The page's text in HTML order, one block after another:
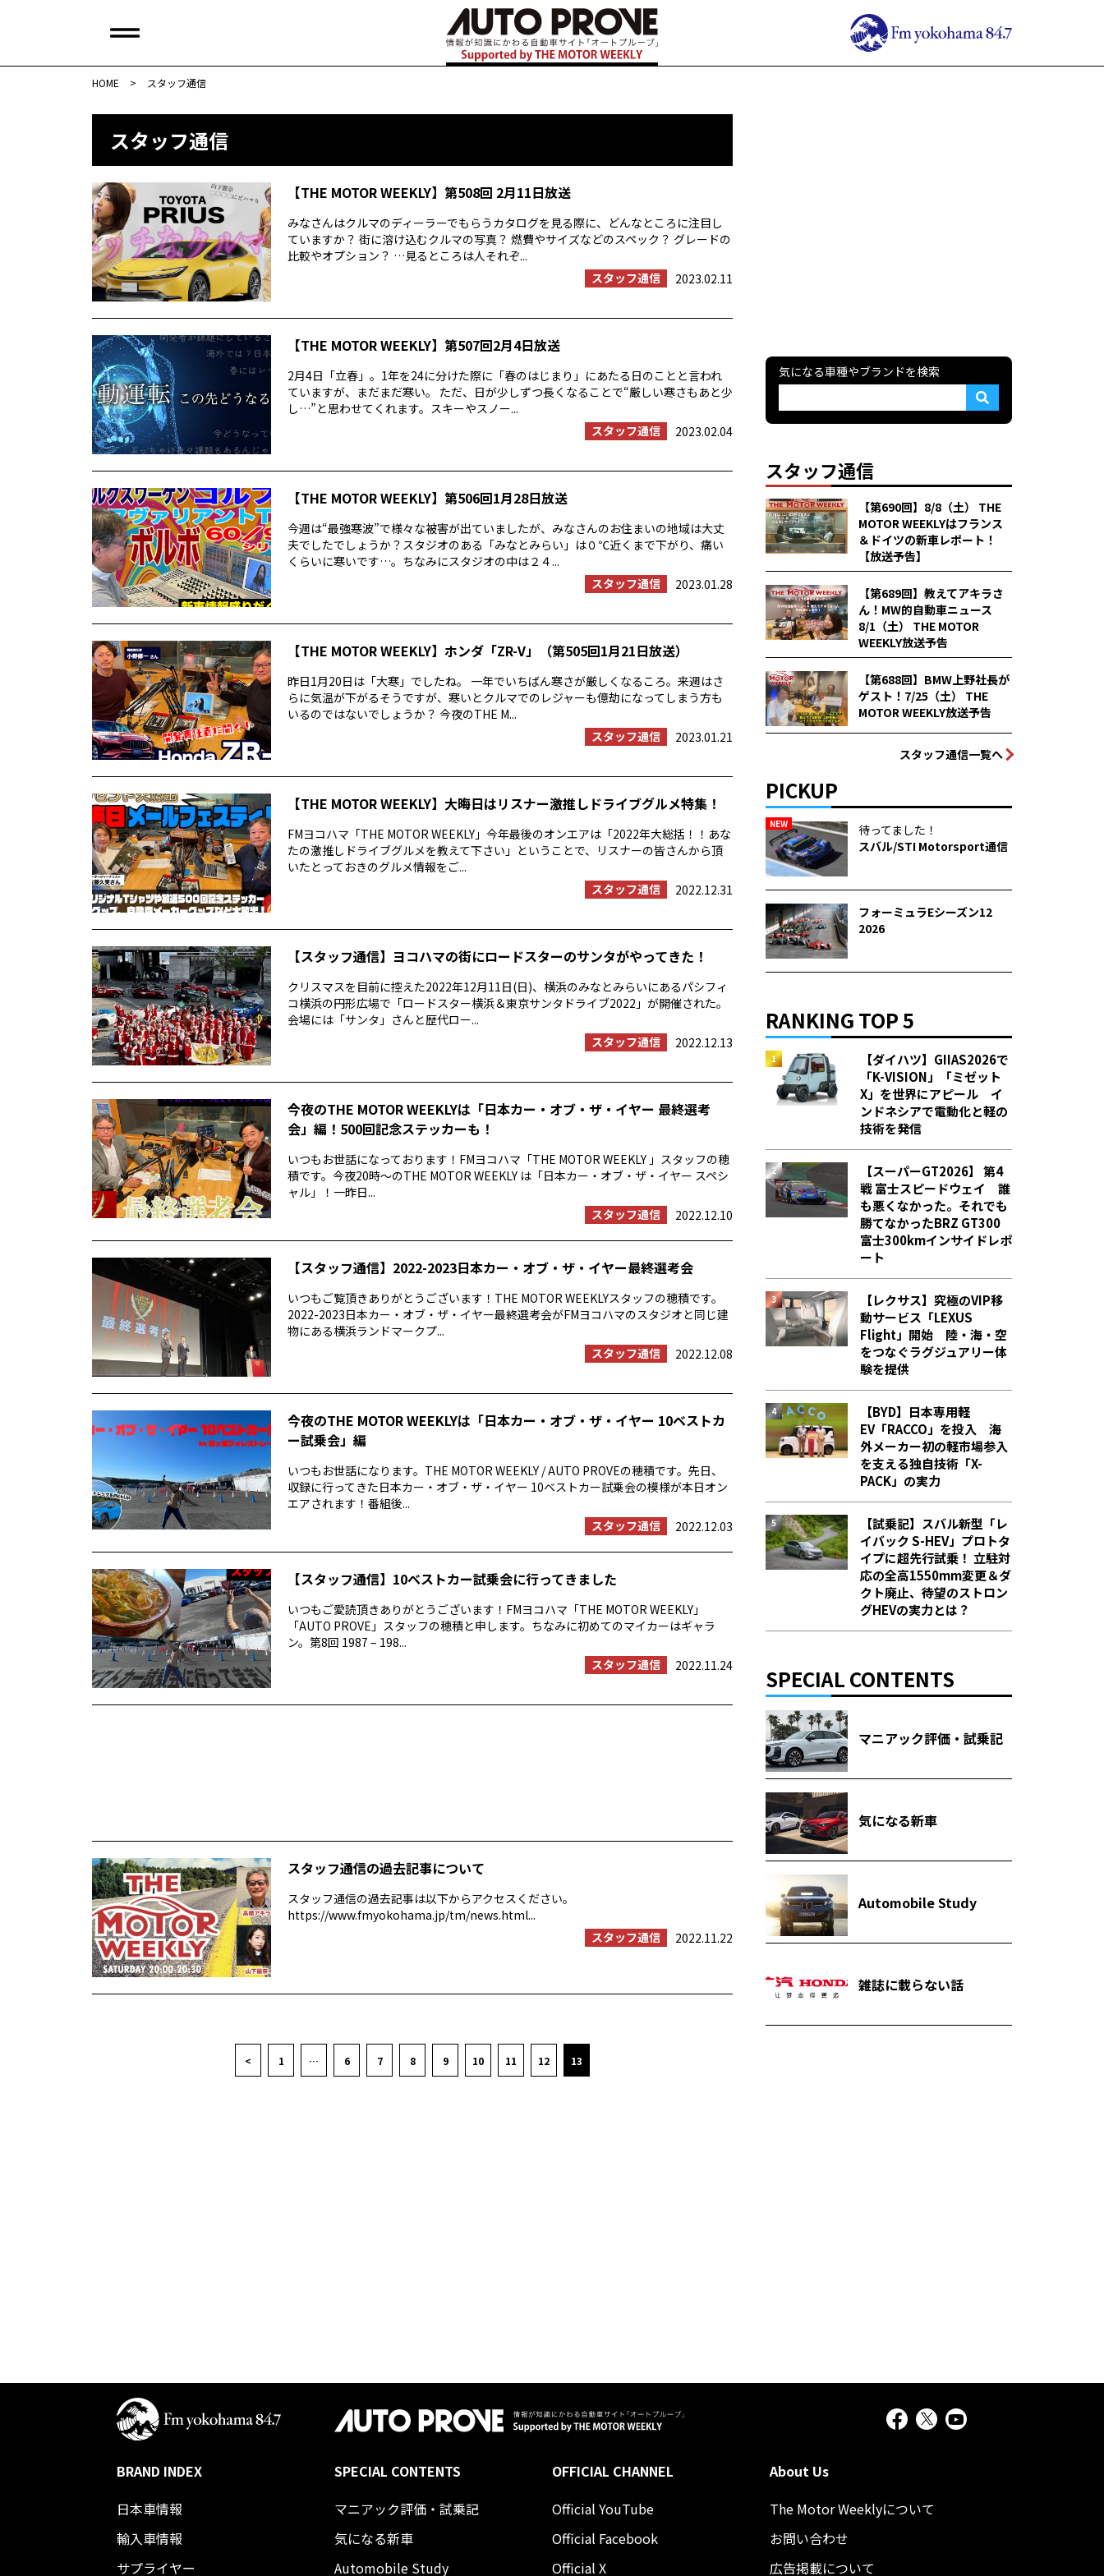
HOME > スタッフ通信
スタッフ通信
【THE MOTOR WEEKLY】第508回 2月11日放送
みなさんはクルマのディーラーでもらうカタログを見る際に、どんなところに注目し
ていますか？ 街に溶け込むクルマの写真？ 燃費やサイズなどのスペック？ グレードの
比較やオプション？ …見るところは人それぞ...
スタッフ通信
2023.02.11
【THE MOTOR WEEKLY】第507回2月4日放送
2月4日「立春」。1年を24に分けた際に「春のはじまり」にあたる日のことと言われ
ていますが、まだまだ寒い。 ただ、日が少しずつ長くなることで“厳しい寒さもあと少
し…”と思わせてくれます。スキーやスノー...
スタッフ通信
2023.02.04
【THE MOTOR WEEKLY】第506回1月28日放送
今週は“最強寒波”で様々な被害が出ていましたが、みなさんのお住まいの地域は大丈
夫でしたでしょうか？スタジオのある「みなとみらい」は０℃近くまで下がり、痛い
くらいに寒いです…。ちなみにスタジオの中は２４...
スタッフ通信
2023.01.28
【THE MOTOR WEEKLY】ホンダ「ZR-V」（第505回1月21日放送）
昨日1月20日は「大寒」でしたね。 一年でいちばん寒さが厳しくなるころ。来週はさ
らに気温が下がるそうですが、寒いとクルマでのレジャーも億劫になってしまう方も
いるのではないでしょうか？ 今夜のTHE M...
スタッフ通信
2023.01.21
【THE MOTOR WEEKLY】大晦日はリスナー激推しドライブグルメ特集！
FMヨコハマ「THE MOTOR WEEKLY」今年最後のオンエアは「2022年大総括！！あな
たの激推しドライブグルメを教えて下さい」ということで、リスナーの皆さんから頂
いたとっておきのグルメ情報をご...
スタッフ通信
2022.12.31
【スタッフ通信】ヨコハマの街にロードスターのサンタがやってきた！
クリスマスを目前に控えた2022年12月11日(日)、横浜のみなとみらいにあるパシフィ
コ横浜の円形広場で「ロードスター横浜＆東京サンタドライブ2022」が開催された。
会場には「サンタ」さんと歴代ロー...
スタッフ通信
2022.12.13
今夜のTHE MOTOR WEEKLYは「日本カー・オブ・ザ・イヤー 最終選考
会」編！500回記念ステッカーも！
いつもお世話になっております！FMヨコハマ「THE MOTOR WEEKLY 」スタッフの穂
積です。今夜20時〜のTHE MOTOR WEEKLY は「日本カー・オブ・ザ・イヤー スペシ
ャル」！一昨日...
スタッフ通信
2022.12.10
【スタッフ通信】2022-2023日本カー・オブ・ザ・イヤー最終選考会
いつもご覧頂きありがとうございます！THE MOTOR WEEKLYスタッフの穂積です。
2022-2023日本カー・オブ・ザ・イヤー最終選考会がFMヨコハマのスタジオと同じ建
物にある横浜ランドマークプ...
スタッフ通信
2022.12.08
今夜のTHE MOTOR WEEKLYは「日本カー・オブ・ザ・イヤー 10ベストカ
ー試乗会」編
いつもお世話になります。THE MOTOR WEEKLY / AUTO PROVEの穂積です。先日、
収録に行ってきた日本カー・オブ・ザ・イヤー 10ベストカー試乗会の模様が本日オン
エアされます！番組後...
スタッフ通信
2022.12.03
【スタッフ通信】10ベストカー試乗会に行ってきました
いつもご愛読頂きありがとうございます！FMヨコハマ「THE MOTOR WEEKLY」
「AUTO PROVE」スタッフの穂積と申します。ちなみに初めてのマイカーはギャラ
ン。第8回 1987 – 198...
スタッフ通信
2022.11.24
スタッフ通信の過去記事について
スタッフ通信の過去記事は以下からアクセスください。
https://www.fmyokohama.jp/tm/news.html...
スタッフ通信
2022.11.22
< 1 … 6 7 8 9 10 11 12 13
気になる車種やブランドを検索
スタッフ通信
【第690回】8/8（土） THE
MOTOR WEEKLYはフランス
＆ドイツの新車レポート！
【放送予告】
【第689回】教えてアキラさ
ん！MW的自動車ニュース
8/1（土） THE MOTOR
WEEKLY放送予告
【第688回】BMW上野社長が
ゲスト！7/25（土） THE
MOTOR WEEKLY放送予告
スタッフ通信一覧へ
PICKUP
NEW
待ってました！
スバル/STI Motorsport通信
フォーミュラEシーズン12
2026
RANKING TOP 5
【ダイハツ】GIIAS2026で
「K-VISION」「ミゼット
X」を世界にアピール イ
ンドネシアで電動化と軽の
技術を発信
【スーパーGT2026】 第4
戦 富士スピードウェイ 誰
も悪くなかった。それでも
勝てなかった――BRZ GT300
富士300kmインサイドレポ
ート
【レクサス】究極のVIP移
動サービス「LEXUS
Flight」開始 陸・海・空
をつなぐラグジュアリー体
験を提供
【BYD】日本専用軽
EV「RACCO」を投入 海
外メーカー初の軽市場参入
を支える独自技術「X-
PACK」の実力
【試乗記】スバル新型「レ
イバック S-HEV」プロトタ
イプに超先行試乗！ 立駐対
応の全高1550mm変更＆ダ
クト廃止、待望のストロン
グHEVの実力とは？
SPECIAL CONTENTS
マニアック評価・試乗記
気になる新車
Automobile Study
雑誌に載らない話
BRAND INDEX
日本車情報​
輸入車情報
サプライヤー
SPECIAL CONTENTS
マニアック評価・試乗記
気になる新車
Automobile Study
OFFICIAL CHANNEL
Official YouTube
Official Facebook
Official X
About Us
The Motor Weeklyについて
お問い合わせ
広告掲載について